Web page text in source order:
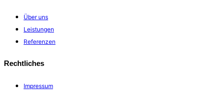
Über uns
Leistungen
Referenzen
Rechtliches
Impressum